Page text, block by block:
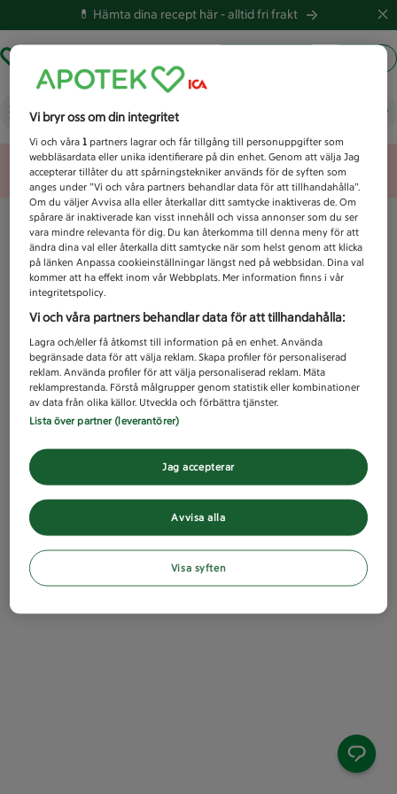
💊 Hämta dina recept här -alltid fri frakt
Vad letar du efter idag?
Unknown error
Vi bryr oss om din integritet
Vi och våra1 partners lagrar och får tillgång till personuppgifter som
webbläsardata eller unika identifierare på din enhet. Genom att välja Jag
accepterar tillåter du att spårningstekniker används för de syften som
anges under ”Vi och våra partners behandlar data för att tillhandahålla”.
Om du väljer Avvisa alla eller återkallar ditt samtycke inaktiveras de. Om
spårare är inaktiverade kan visst innehåll och vissa annonser som du ser
vara mindre relevanta för dig. Du kan återkomma till denna meny för att
ändra dina val eller återkalla ditt samtycke när som helst genom att klicka
på länken Anpassa cookieinställningar längst ned på webbsidan. Dina val
kommer att ha effekt inom vår Webbplats. Mer information finns i vår
integritetspolicy.
Vi och våra partners behandlar data för att tillhandahålla:
Lagra och/eller få åtkomst till information på en enhet. Använda
begränsade data för att välja reklam. Skapa profiler för personaliserad
reklam. Använda profiler för att välja personaliserad reklam. Mäta
reklamprestanda. Förstå målgrupper genom statistik eller kombinationer
av data från olika källor. Utveckla och förbättra tjänster.
Lista över partner (leverantörer)
Avvisa alla
Jag accepterar
Visa syften